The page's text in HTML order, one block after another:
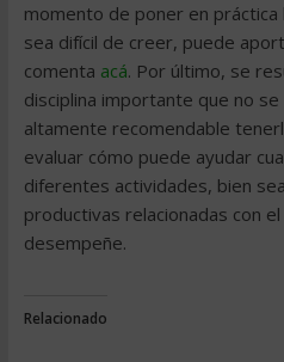
momento de poner en práctica
sea difícil de creer, puede
comenta acá. Por último, se
disciplina importante que no
altamente recomendable
evaluar cómo puede ayudar
diferentes actividades, bien
productivas relacionadas con
desempeñe.
Relacionado